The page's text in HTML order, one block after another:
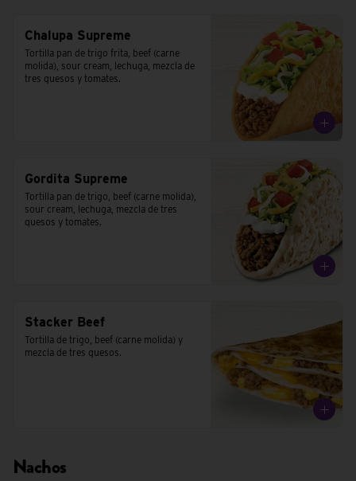
Chalupa Supreme
Tortilla pan de trigo frita, beef (carne
molida), sour cream, lechuga, mezcla de
tres quesos y tomates.
Gordita Supreme
Tortilla pan de trigo, beef (carne molida),
sour cream, lechuga, mezcla de tres
quesos y tomates.
Stacker Beef
Tortilla de trigo, beef (carne molida) y
mezcla de tres quesos.
Nachos